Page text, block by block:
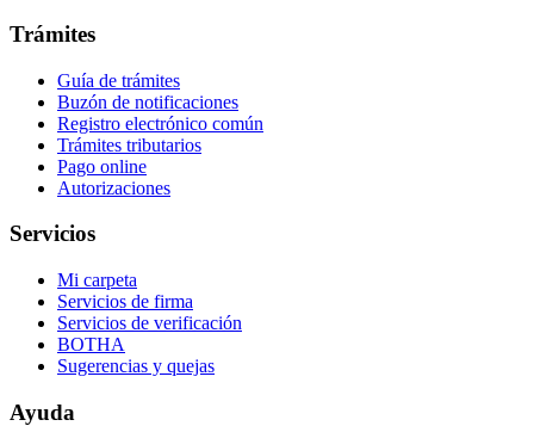
Trámites
Guía de trámites
Buzón de notificaciones
Registro electrónico común
Trámites tributarios
Pago online
Autorizaciones
Servicios
Mi carpeta
Servicios de firma
Servicios de verificación
BOTHA
Sugerencias y quejas
Ayuda